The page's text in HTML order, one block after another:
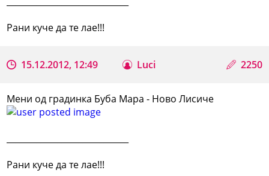
Рани куче да те лае!!!
15.12.2012, 12:49 Luci 2250
Мени од градинка Буба Мара - Ново Лисиче
Рани куче да те лае!!!